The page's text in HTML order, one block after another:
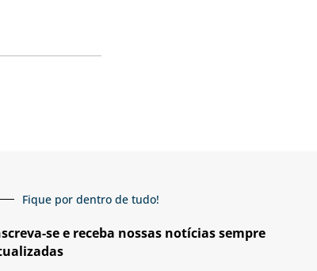
Fique por dentro de tudo!
se e receba nossas notícias sempre